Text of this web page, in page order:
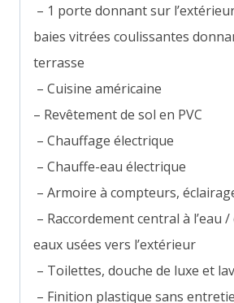
– 1 porte donnant sur
baies vitrées coulissantes
terrasse
– Cuisine américaine
– Revêtement de sol en PVC
– Chauffage électrique
– Chauffe-eau électrique
– Armoire à compteurs,
– Raccordement central à l’eau
eaux usées vers l’extérieur
– Toilettes, douche de luxe et
– Finition plastique sans